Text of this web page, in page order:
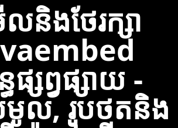
លនិងថែរក្សា
ផ្សព្វផ្សាយ -
មូល, រូបថតនិង